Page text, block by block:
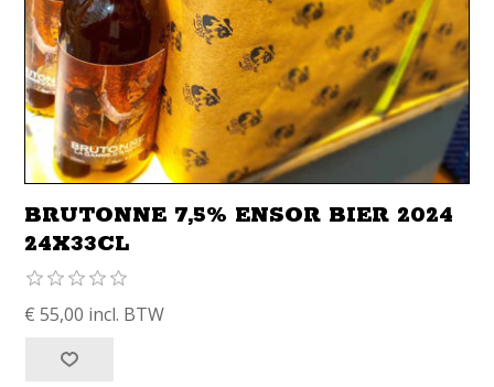
BRUTONNE 7,5% ENSOR BIER 2024
24X33CL
€ 55,00 incl. BTW